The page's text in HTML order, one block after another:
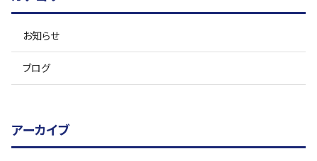
お知らせ
ブログ
アーカイブ